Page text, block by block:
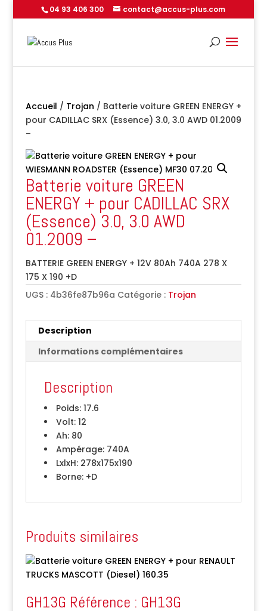
04 93 406 300 contact@accus-plus.com
Accueil / Trojan / Batterie voiture GREEN ENERGY +
pour CADILLAC SRX (Essence) 3.0, 3.0 AWD 01.2009
–
Batterie voiture GREEN
ENERGY + pour CADILLAC SRX
(Essence) 3.0, 3.0 AWD
01.2009 –
BATTERIE GREEN ENERGY + 12V 80Ah 740A 278 X
175 X 190 +D
UGS : 4b36fe87b96a Catégorie : Trojan
Description
Informations complémentaires
Description
Poids:17.6
Volt:12
Ah:80
Ampérage:740A
LxlxH:278x175x190
Borne:+D
Produits similaires
GH13G Référence : GH13G